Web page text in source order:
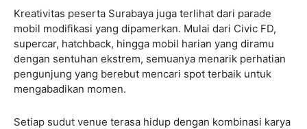
Kreativitas peserta Surabaya juga terlihat dari parade
mobil modifikasi yang dipamerkan. Mulai dari Civic FD,
supercar, hatchback, hingga mobil harian yang diramu
dengan sentuhan ekstrem, semuanya menarik perhatian
pengunjung yang berebut mencari spot terbaik untuk
mengabadikan momen.
Setiap sudut venue terasa hidup dengan kombinasi karya